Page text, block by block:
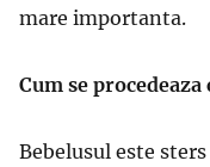
mare importanta.
Cum se
Bebelusul este